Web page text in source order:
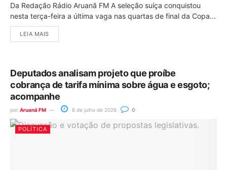
Da Redação Rádio Aruanã FM A seleção suíça conquistou
nesta terça-feira a última vaga nas quartas de final da Copa...
LEIA MAIS
Deputados analisam projeto que proíbe
cobrança de tarifa mínima sobre água e esgoto;
acompanhe
por Aruanã FM 8 de julho de 2026 0
POLÍTICA